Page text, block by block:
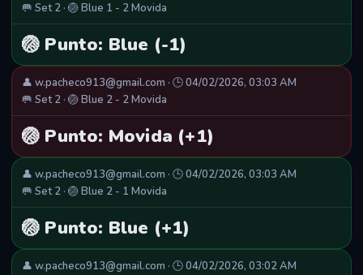
🥅 Set 2 · 🏐 Blue 1 - 2 Movida
🏐 Punto: Blue (-1)
👤 w.pacheco913@gmail.com · 🕒 04/02/2026, 03:03 AM
🥅 Set 2 · 🏐 Blue 2 - 2 Movida
🏐 Punto: Movida (+1)
👤 w.pacheco913@gmail.com · 🕒 04/02/2026, 03:03 AM
🥅 Set 2 · 🏐 Blue 2 - 1 Movida
🏐 Punto: Blue (+1)
👤 w.pacheco913@gmail.com · 🕒 04/02/2026, 03:02 AM